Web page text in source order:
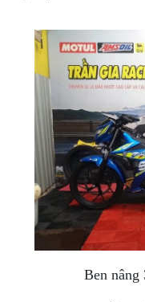
STOP
AND
GO
KIỆN
MOTOWOLF
KẸP
ĐIỆN
THOẠI
MÁY
PHỤ
Ben nâng